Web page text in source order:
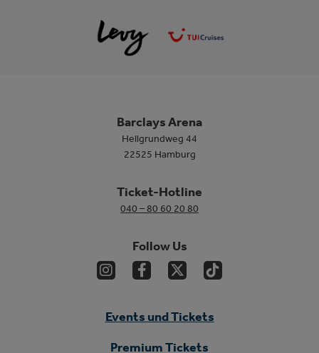
Barclays Arena
Hellgrundweg 44
22525 Hamburg
Ticket-Hotline
040 – 80 60 20 80
Follow Us
Events und Tickets
Premium Tickets